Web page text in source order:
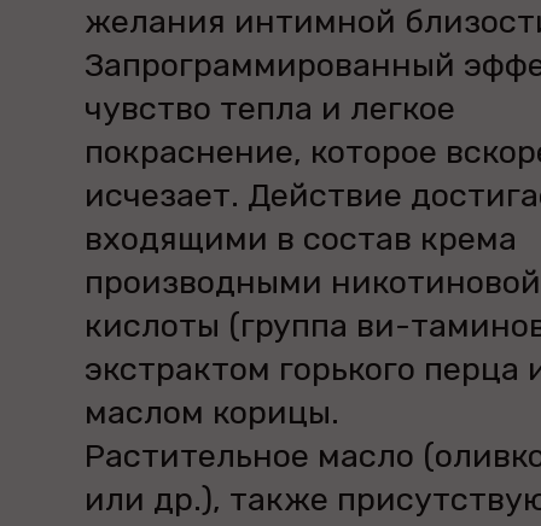
желания интимной
Запрограммированный
чувство тепла и легкое
покраснение, которое
исчезает. Действие
входящими в состав крема
производными никотиновой
кислоты (группа ви-
экстрактом горького перца
маслом корицы.
Растительное масло
или др.), также